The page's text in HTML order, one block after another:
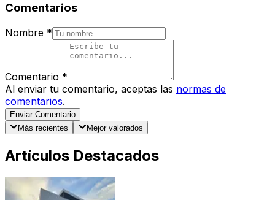
Comentarios
Nombre *
Comentario *
Al enviar tu comentario, aceptas las normas de
comentarios.
Enviar Comentario
Más recientes
Mejor valorados
Artículos Destacados